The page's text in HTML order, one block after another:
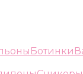
Ботинки